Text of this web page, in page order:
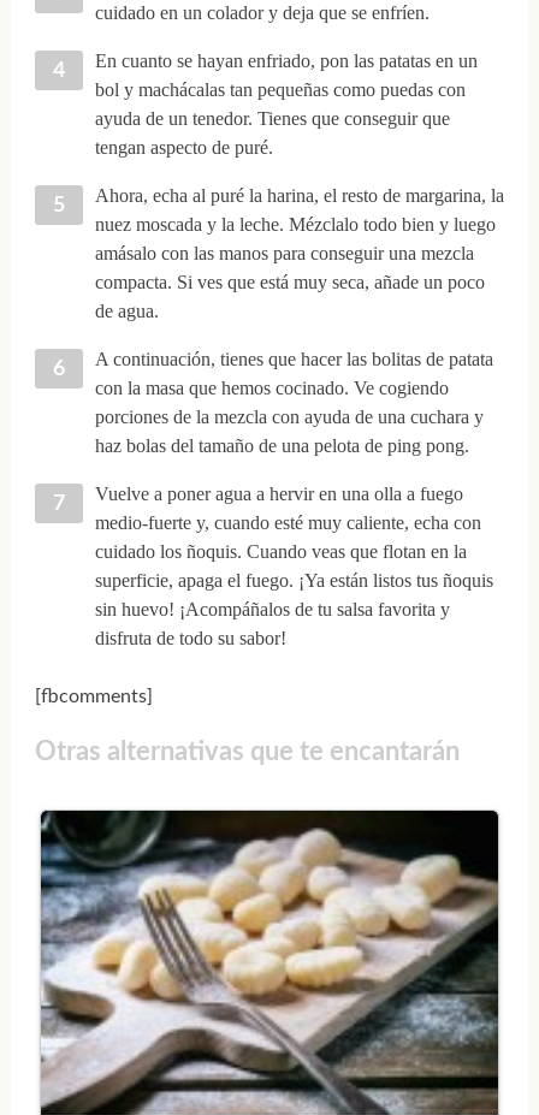
cuidado en un colador y deja que se enfríen.
En cuanto se hayan enfriado, pon las patatas en un
bol y machácalas tan pequeñas como puedas con
ayuda de un tenedor. Tienes que conseguir que
tengan aspecto de puré.
Ahora, echa al puré la harina, el resto de margarina, la
nuez moscada y la leche. Mézclalo todo bien y luego
amásalo con las manos para conseguir una mezcla
compacta. Si ves que está muy seca, añade un poco
de agua.
A continuación, tienes que hacer las bolitas de patata
con la masa que hemos cocinado. Ve cogiendo
porciones de la mezcla con ayuda de una cuchara y
haz bolas del tamaño de una pelota de ping pong.
Vuelve a poner agua a hervir en una olla a fuego
medio-fuerte y, cuando esté muy caliente, echa con
cuidado los ñoquis. Cuando veas que flotan en la
superficie, apaga el fuego. ¡Ya están listos tus ñoquis
sin huevo! ¡Acompáñalos de tu salsa favorita y
disfruta de todo su sabor!
[fbcomments]
Otras alternativas que te encantarán